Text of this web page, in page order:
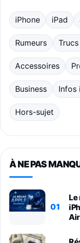
iPhone iPad
Rumeurs
Accessoires
Business Infos
Hors-sujet
À NE PAS
01
Le